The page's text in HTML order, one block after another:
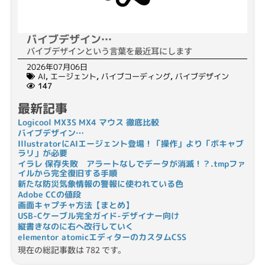
バイブデザイン…
バイブデザインという言葉を最近耳にします
2026年07月06日
AI, エージェント, バイブコーディング, バイブデザイン
147
最新記事
Logicool MX3S MX4 マウス 徹底比較
バイブデザイン…
IllustratorにAIエージェント登場！「操作」より「ボキャブ
ラリ」が必要
イラレ 保存失敗 アラートなしでデータが消滅！？.tmpファ
イルから完全復旧する手順
新たな防災気象情報の警報に使われている色
Adobe CCの値段
画面キャプチャ方法【まとめ】
USB-Cケーブル完全ガイド-デザイナー向け
縦書きなのに右へ改行していく
elementor atomicエディターのカスタムCSS
現在の総記事数は 782 です。